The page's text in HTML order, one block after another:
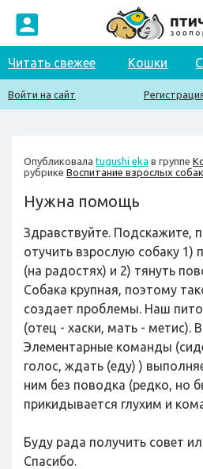
Читать свежее Кошки
Войти на сайт
Опубликовала tugushi eka в группе
рубрике Воспитание взрослых собак
Нужна помощь
Здравствуйте. Подскажите,
отучить взрослую собаку 1)
(на радостях) и 2) тянуть
Собака крупная, поэтому
создает проблемы. Наш
(отец - хаски, мать - метис).
Элементарные команды
голос, ждать (еду) )
ним без поводка (редко, но
прикидывается глухим и
Буду рада получить совет
Спасибо.